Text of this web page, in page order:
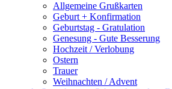
Allgemeine Grußkarten
Geburt + Konfirmation
Geburtstag - Gratulation
Genesung - Gute Besserung
Hochzeit / Verlobung
Ostern
Trauer
Weihnachten / Advent